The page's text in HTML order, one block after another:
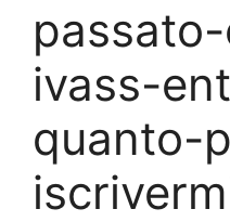
ivass-
quanto-